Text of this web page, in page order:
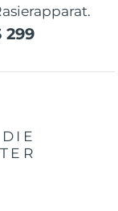
299